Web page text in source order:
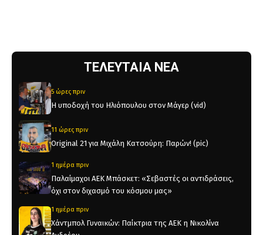
ΤΕΛΕΥΤΑΙΑ ΝΕΑ
5 ώρες πριν
Η υποδοχή του Ηλιόπουλου στον Μάγερ (vid)
11 ώρες πριν
Original 21 για Μιχάλη Κατσούρη: Παρών! (pic)
1 ημέρα πριν
Παλαίμαχοι ΑΕΚ Μπάσκετ: «Σεβαστές οι αντιδράσεις,
όχι στον διχασμό του κόσμου μας»
1 ημέρα πριν
Χάντμπολ Γυναικών: Παίκτρια της ΑΕΚ η Νικολίνα